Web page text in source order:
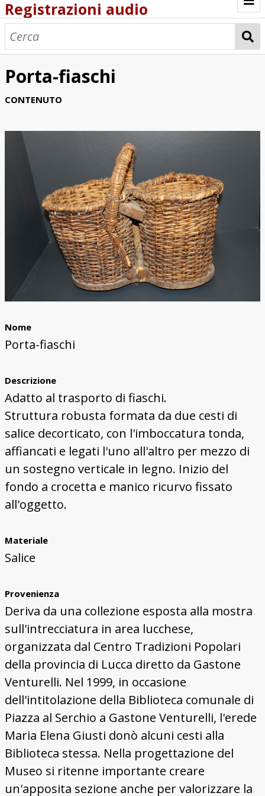
Registrazioni audio
Browse
Porta-fiaschi
CONTENUTO
Nome
Porta-fiaschi
Descrizione
Adatto al trasporto di fiaschi.
Struttura robusta formata da due cesti di
salice decorticato, con l'imboccatura tonda,
affiancati e legati l'uno all'altro per mezzo di
un sostegno verticale in legno. Inizio del
fondo a crocetta e manico ricurvo fissato
all'oggetto.
Materiale
Salice
Provenienza
Deriva da una collezione esposta alla mostra
sull'intrecciatura in area lucchese,
organizzata dal Centro Tradizioni Popolari
della provincia di Lucca diretto da Gastone
Venturelli. Nel 1999, in occasione
dell'intitolazione della Biblioteca comunale di
Piazza al Serchio a Gastone Venturelli, l'erede
Maria Elena Giusti donò alcuni cesti alla
Biblioteca stessa. Nella progettazione del
Museo si ritenne importante creare
un'apposita sezione anche per valorizzare la